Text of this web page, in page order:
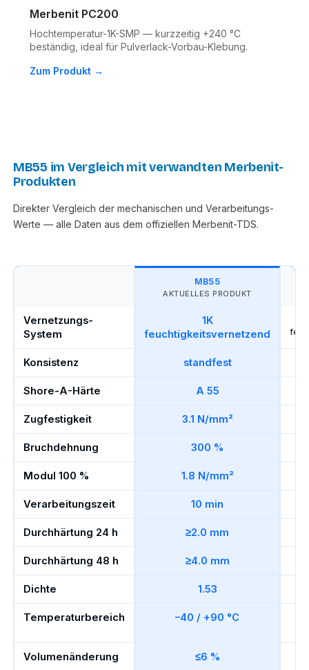
Merbenit PC200
Hochtemperatur-1K-SMP — kurzzeitig +240 °C
beständig, ideal für Pulverlack-Vorbau-Klebung.
Zum Produkt →
MB55 im Vergleich mit verwandten Merbenit-
Produkten
Direkter Vergleich der mechanischen und Verarbeitungs-
Werte — alle Daten aus dem offiziellen Merbenit-TDS.
MB55
AKTUELLES PRODUKT
Vernetzungs-
System
1K
feuchtigkeitsvernetzend
Konsistenz standfest
Shore-A-Härte A 55
Zugfestigkeit 3.1 N/mm²
Bruchdehnung 300 %
Modul 100 % 1.8 N/mm²
Verarbeitungszeit 10 min
Durchhärtung 24 h ≥2.0 mm
Durchhärtung 48 h ≥4.0 mm
Dichte 1.53
Temperaturbereich –40 / +90 °C
Volumenänderung ≤6 %